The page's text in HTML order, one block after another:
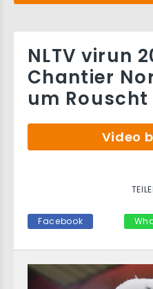
NLTV virun
Chantier
um Rouscht
Video
Facebook